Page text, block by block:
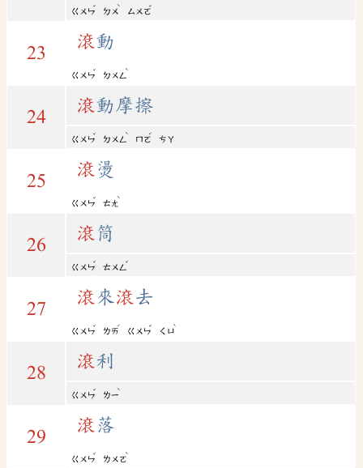
ㄍㄨㄣ
ˇ
ㄉㄨ
ˋ
ㄙㄨㄛ
ˇ
23
滾動
ㄍㄨㄣ
ˇ
ㄉㄨㄥ
ˋ
24
滾動摩擦
ㄍㄨㄣ
ˇ
ㄉㄨㄥ
ˋ
ㄇㄛ
ˊ
ㄘㄚ
25
滾 燙
ㄍㄨㄣ
ˇ
ㄊㄤ
ˋ
26
滾 筒
ㄍㄨㄣ
ˇ
ㄊㄨㄥ
ˇ
27
滾 來滾 去
ㄍㄨㄣ
ˇ
ㄌㄞ
ˊ
ㄍㄨㄣ
ˇ
ㄑㄩ
ˋ
28
滾利
ㄍㄨㄣ
ˇ
ㄌㄧ
ˋ
29
滾 落
ㄍㄨㄣ
ˇ
ㄌㄨㄛ
ˋ